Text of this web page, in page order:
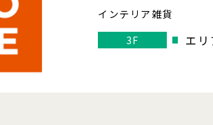
インテリア雑貨
3F
エ